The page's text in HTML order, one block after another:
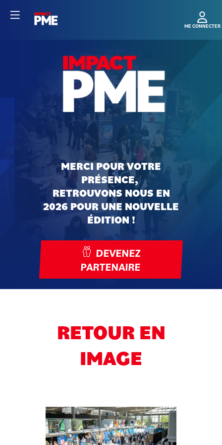
MERCI POUR VOTRE
PRÉSENCE,
RETROUVONS NOUS EN
2026 POUR UNE NOUVELLE
ÉDITION !
DEVENEZ
PARTENAIRE
RETOUR EN
IMAGE